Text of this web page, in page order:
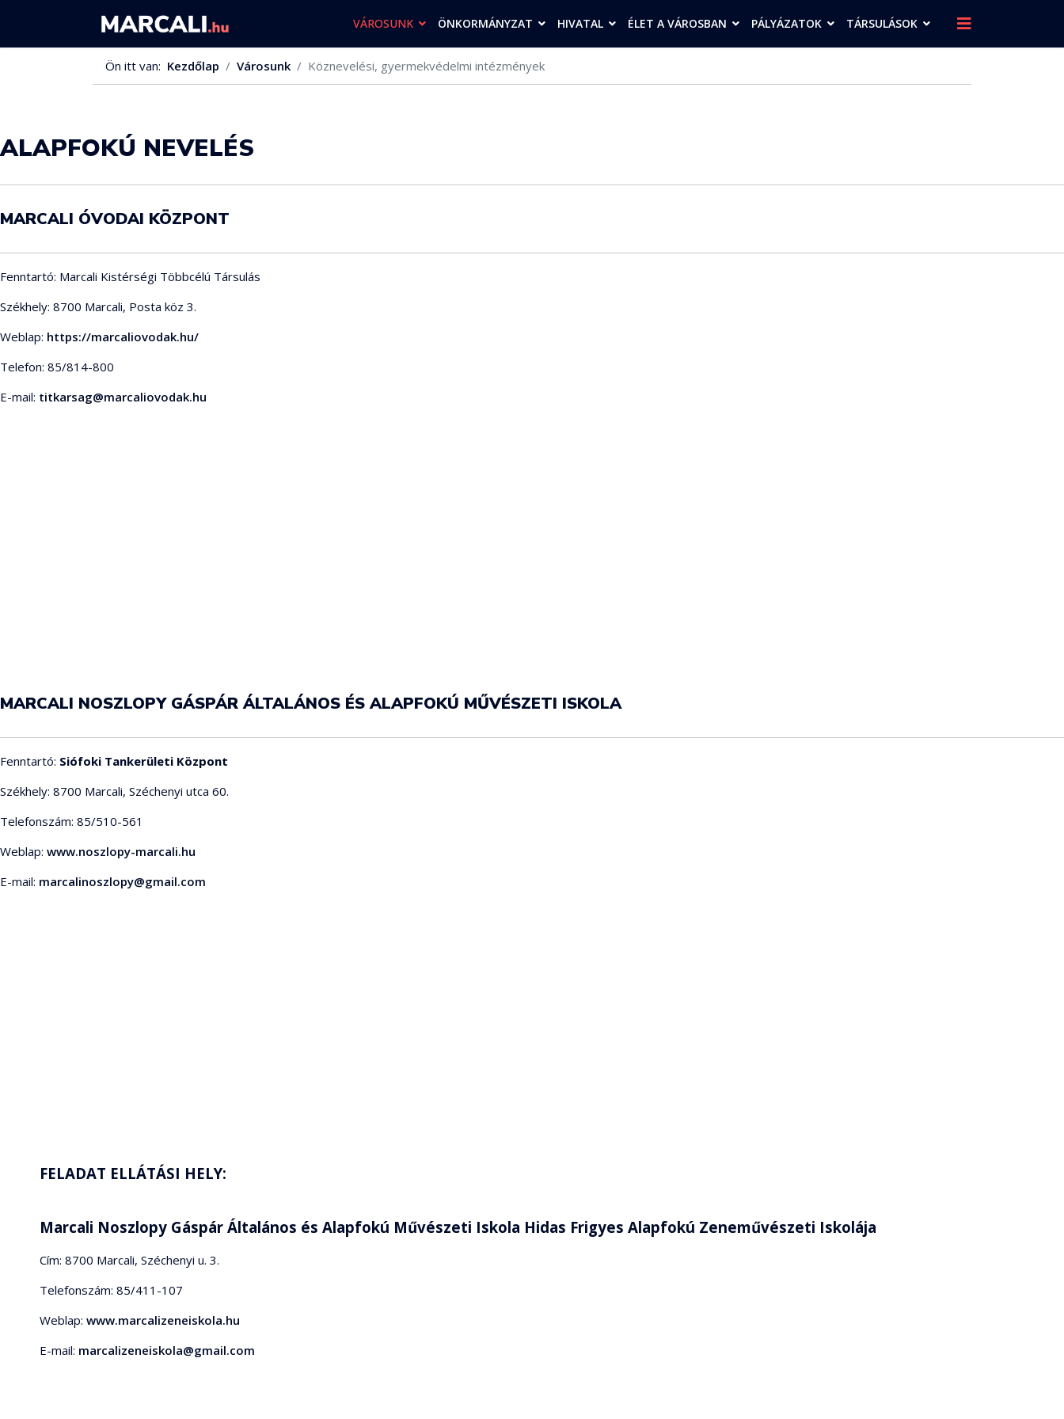
VÁROSUNK ÖNKORMÁNYZAT HIVATAL ÉLET A VÁROSBAN PÁLYÁZATOK TÁRSULÁSOK
Ön itt van: Kezdőlap Városunk Köznevelési, gyermekvédelmi intézmények
ALAPFOKÚ NEVELÉS
MARCALI ÓVODAI KÖZPONT
Fenntartó: Marcali Kistérségi Többcélú Társulás
Székhely: 8700 Marcali, Posta köz 3.
Weblap: https://marcaliovodak.hu/
Telefon: 85/814-800
E-mail: titkarsag@marcaliovodak.hu
MARCALI NOSZLOPY GÁSPÁR ÁLTALÁNOS ÉS ALAPFOKÚ MŰVÉSZETI ISKOLA
Fenntartó: Siófoki Tankerületi Központ
Székhely: 8700 Marcali, Széchenyi utca 60.
Telefonszám: 85/510-561
Weblap: www.noszlopy-marcali.hu
E-mail: marcalinoszlopy@gmail.com
FELADAT ELLÁTÁSI HELY:
Marcali Noszlopy Gáspár Általános és Alapfokú Művészeti Iskola Hidas Frigyes Alapfokú Zeneművészeti Iskolája
Cím: 8700 Marcali, Széchenyi u. 3.
Telefonszám: 85/411-107
Weblap: www.marcalizeneiskola.hu
E-mail: marcalizeneiskola@gmail.com